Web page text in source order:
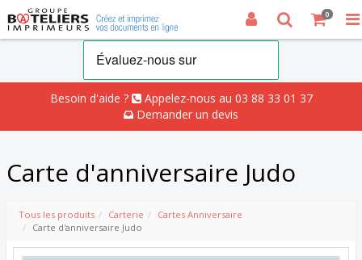
Besoin d'aide ?
Appelez-nous au 03 88 33 01 37
Demander un devis
0
Carte d'anniversaire Judo
Tous les produits Carterie
Cartes Anniversaire
Carte d'anniversaire Judo